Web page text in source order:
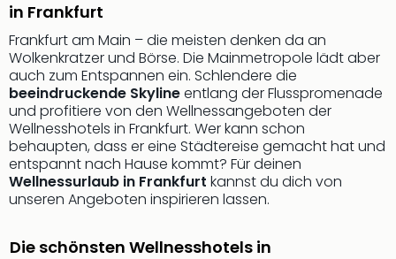
in Frankfurt
Frankfurt am Main – die meisten denken da an
Wolkenkratzer und Börse. Die Mainmetropole lädt aber
auch zum Entspannen ein. Schlendere die
beeindruckende Skylineentlang der Flusspromenade
und profitiere von den Wellnessangeboten der
Wellnesshotels in Frankfurt. Wer kann schon
behaupten, dass er eine Städtereise gemacht hat und
entspannt nach Hause kommt? Für deinen
Wellnessurlaub in Frankfurt kannst du dich von
unseren Angeboten inspirieren lassen.
Die schönsten Wellnesshotels in